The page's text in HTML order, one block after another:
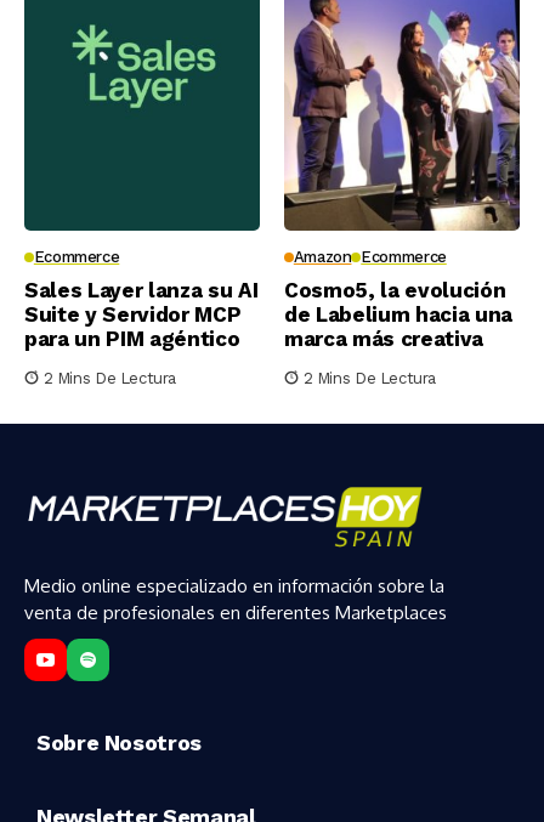
Ecommerce
Sales Layer lanza su AI
Suite y Servidor MCP
para un PIM agéntico
2 Mins De Lectura
Amazon Ecommerce
Cosmo5, la evolución
de Labelium hacia una
marca más creativa
2 Mins De Lectura
Medio online especializado en información sobre la
venta de profesionales en diferentes Marketplaces
Sobre Nosotros